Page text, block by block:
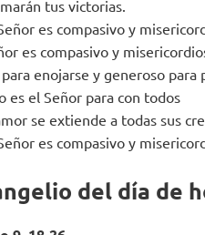
tus victorias.
es compasivo y
es compasivo y
enojarse y generoso para
es el Señor para con todos
se extiende a todas sus
es compasivo y
del día de